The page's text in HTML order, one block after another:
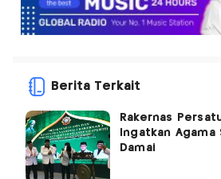
Berita Terkait
Rakernas
Ingatkan Agama
Damai